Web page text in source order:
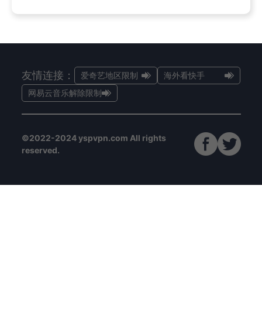
友情连接： 爱奇艺地区限制
海外看快手
网易云音乐解除限制
©2022-2024 yspvpn.com All rights
reserved.